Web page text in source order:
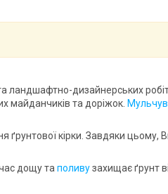
ландшафтно-дизайнерських
майданчиків та доріжок.
ґрунтової кірки. Завдяки цьому,
дощу та поливузахищає ґрунт